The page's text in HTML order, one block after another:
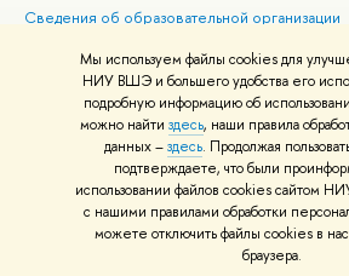
Мы используем файлы cookies для
НИУ ВШЭ и большего удобства его
подробную информацию об
можно найти здесь, наши правила
данных –здесь. Продолжая
подтверждаете, что были
использовании файлов cookies сайтом
с нашими правилами обработки
можете отключить файлы cookies в
браузера.
Сведения об образовательной организации
Людям с ограниченными возможностями
Единая платежная страница
Работа в Вышке
© НИУ ВШЭ 1993–2026 Адреса и контакты
материалов Политика конфиденциальности
Шрифты HSE Sans и HSE Slab разработаны в